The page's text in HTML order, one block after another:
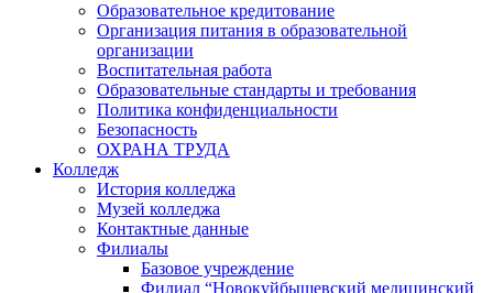
Образовательное кредитование
Организация питания в образовательной
организации
Воспитательная работа
Образовательные стандарты и требования
Политика конфиденциальности
Безопасность
ОХРАНА ТРУДА
Колледж
История колледжа
Музей колледжа
Контактные данные
Филиалы
Базовое учреждение
Филиал “Новокуйбышевский медицинский